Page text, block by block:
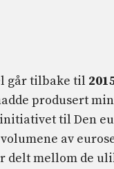
går tilbake til
produsert
til Den
av
delt mellom de